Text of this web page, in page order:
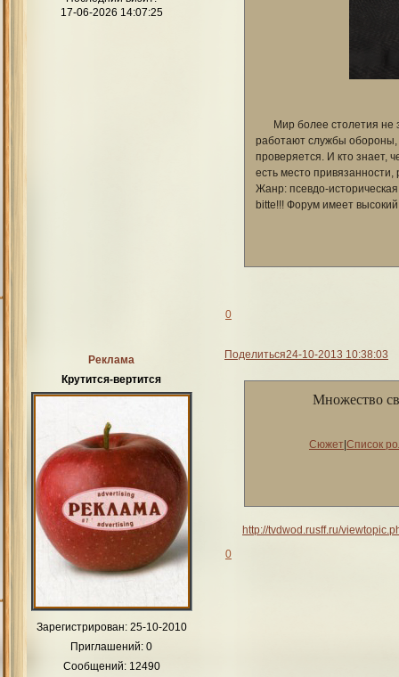
17-06-2026 14:07:25
Мир более столетия не
работают службы обороны,
проверяется. И кто знает,
есть место
Жанр: псевдо-
bitte!!! Форум имеет высокий
0
Поделиться24-10-2013 10:38:03
Реклама
Крутится-вертится
Зарегистрирован: 25-10-2010
Приглашений: 0
Сообщений:12490
Множество
Сюжет|Список
http://tvdwod.rusff.ru/
0